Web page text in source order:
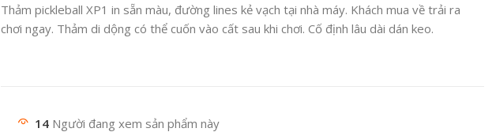
Thảm pickleball XP1 in sẵn màu, đường lines kẻ vạch tại nhà máy. Khách mua về trải ra
chơi ngay. Thảm di dộng có thể cuốn vào cất sau khi chơi. Cố định lâu dài dán keo.
14 Người đang xem sản phẩm này